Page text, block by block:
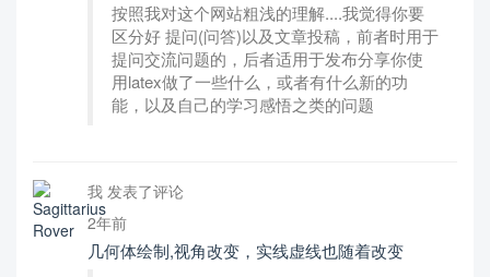
按照我对这个网站粗浅的理解....我觉得你要
区分好 提问(问答)以及文章投稿，前者时用于
提问交流问题的，后者适用于发布分享你使
用latex做了一些什么，或者有什么新的功
能，以及自己的学习感悟之类的问题
我 发表了评论
2年前
几何体绘制,视角改变，实线虚线也随着改变